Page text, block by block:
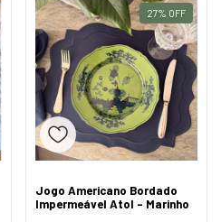
27% OFF
Jogo Americano Bordado
Impermeável Atol - Marinho